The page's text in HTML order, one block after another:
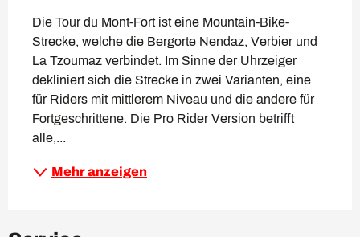
Die Tour du Mont-Fort ist eine Mountain-Bike-
Strecke, welche die Bergorte Nendaz, Verbier und
La Tzoumaz verbindet. Im Sinne der Uhrzeiger
dekliniert sich die Strecke in zwei Varianten, eine
für Riders mit mittlerem Niveau und die andere für
Fortgeschrittene. Die Pro Rider Version betrifft
alle,...
Mehr anzeigen